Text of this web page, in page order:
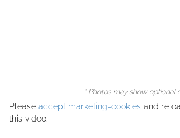
* Photos may show
Please accept marketing-cookies and
this video.